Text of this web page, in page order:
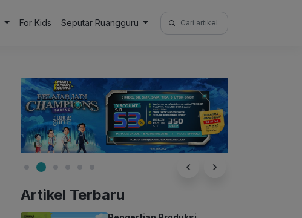
For Kids Seputar Ruangguru
Search
for:
Artikel Terbaru